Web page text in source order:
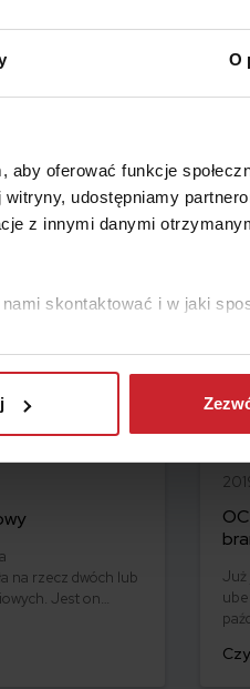
O
oferować funkcje
udostępniamy
z innymi danymi
skontaktować i w jaki
edukacyjny,
za które to decyzje
na rzecz dwóch lub
Jest on
Już